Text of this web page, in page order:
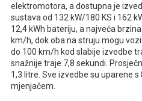
elektromotora, a dostupna je
sustava od 132 kW/180 KS i 162
12,4 kWh bateriju, a najveća
km/h, dok oba na struju mogu
do 100 km/h kod slabije izvedbe
snažnije traje 7,8 sekundi.
1,3 litre. Sve izvedbe su uparene
mjenjačem.